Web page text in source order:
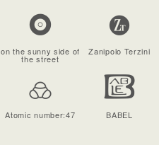
on the sunny side of
the street
Zanipolo Terzini
Atomic number:47 BABEL